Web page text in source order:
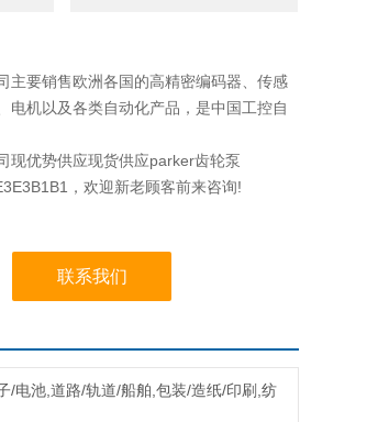
主要销售欧洲各国的高精密编码器、传感
电机以及各类自动化产品，是中国工控自
现优势供应现货供应parker齿轮泵
，欢迎新老顾客前来咨询!
联系我们
/电池,道路/轨道/船舶,包装/造纸/印刷,纺